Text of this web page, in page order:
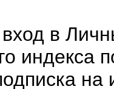
в
индекса
на